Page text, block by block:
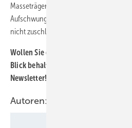
Masseträgers der Energiewende
Aufschwung vor der Tür. Die
nicht zuschlagen.“
Wollen Sie den Windenergieausbau
Blick behalten? Dann abonnieren Sie
Newsletter!
Autoren: